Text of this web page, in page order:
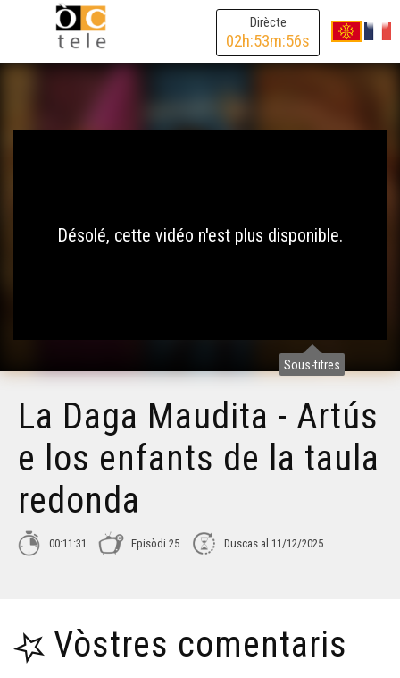
Dirècte
02h:53m:56s
Sous-titres
Désolé, cette vidéo n'est plus disponible.
La Daga Maudita - Artús
e los enfants de la taula
redonda
00:11:31 Episòdi 25 Duscas al 11/12/2025
Vòstres comentaris